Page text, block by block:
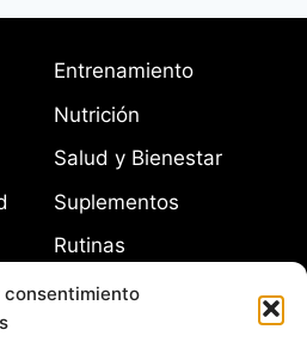
consentimiento
Entrenamiento
Nutrición
Salud y Bienestar
Suplementos
Rutinas
Equipamiento